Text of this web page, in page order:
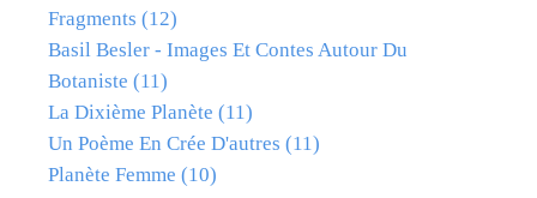
Fragments (12)
Basil Besler - Images Et Contes Autour Du
Botaniste (11)
La Dixième Planète (11)
Un Poème En Crée D'autres (11)
Planète Femme (10)